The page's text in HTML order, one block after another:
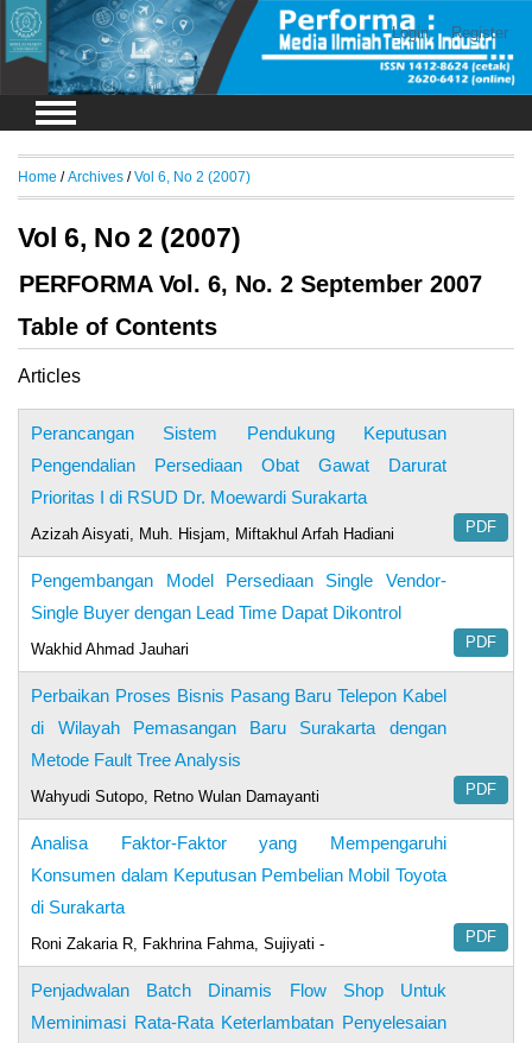
Login Register
Home /Archives /Vol 6, No 2 (2007)
Vol 6, No 2 (2007)
PERFORMA Vol. 6, No. 2 September 2007
Table of Contents
Articles
Perancangan Sistem Pendukung Keputusan
Pengendalian Persediaan Obat Gawat Darurat
Prioritas I di RSUD Dr. Moewardi Surakarta
Azizah Aisyati, Muh. Hisjam, Miftakhul Arfah Hadiani PDF
Pengembangan Model Persediaan Single Vendor-
Single Buyer dengan Lead Time Dapat Dikontrol
Wakhid Ahmad Jauhari PDF
Perbaikan Proses Bisnis Pasang Baru Telepon Kabel
di Wilayah Pemasangan Baru Surakarta dengan
Metode Fault Tree Analysis
Wahyudi Sutopo, Retno Wulan Damayanti PDF
Analisa Faktor-Faktor yang Mempengaruhi
Konsumen dalam Keputusan Pembelian Mobil Toyota
di Surakarta
Roni Zakaria R, Fakhrina Fahma, Sujiyati - PDF
Penjadwalan Batch Dinamis Flow Shop Untuk
Meminimasi Rata-Rata Keterlambatan Penyelesaian